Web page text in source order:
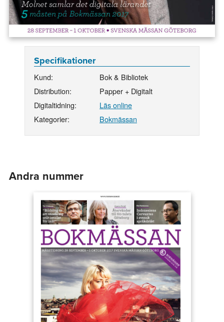
Specifikationer
Kund:
Bok & Bibliotek
Distribution:
Papper + Digitalt
Digitaltidning:
Läs online
Kategorier:
Bokmässan
Andra nummer